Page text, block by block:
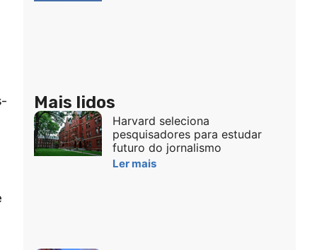
Mais lidos
Harvard seleciona
pesquisadores para estudar
futuro do jornalismo
Ler mais